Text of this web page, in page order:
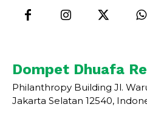
Dompet Dhuafa
Philanthropy Building Jl.
Jakarta Selatan 12540,